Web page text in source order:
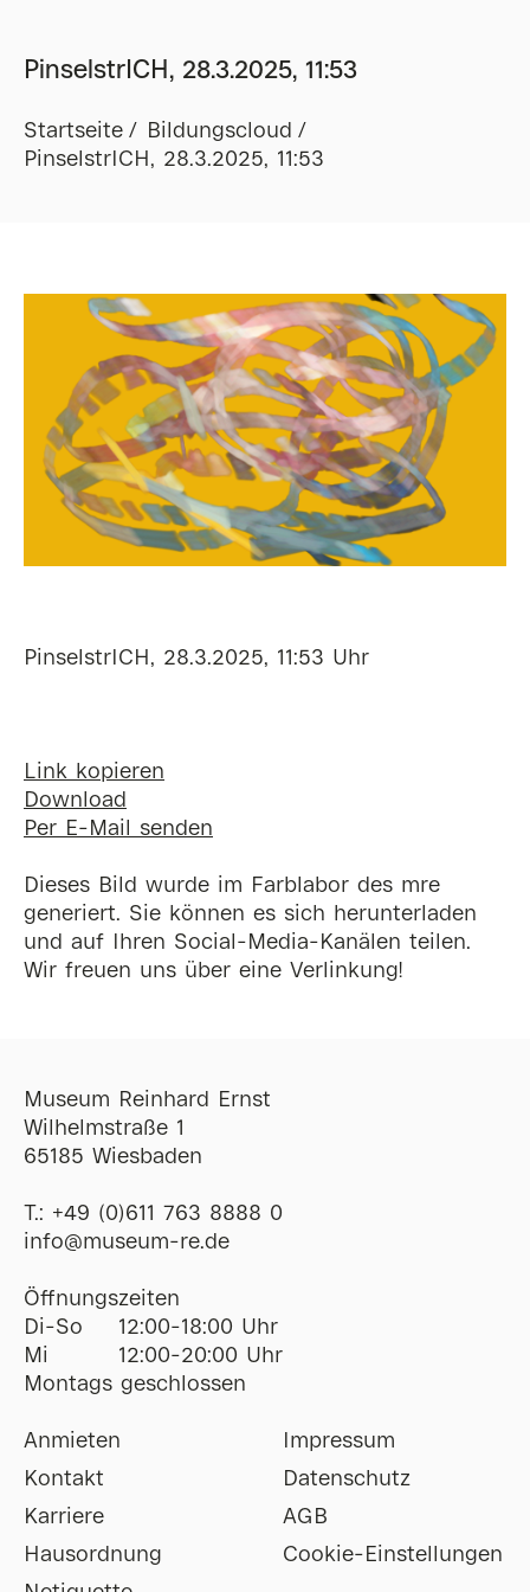
PinselstrICH, 28.3.2025, 11:53
Startseite
Bildungscloud
PinselstrICH, 28.3.2025, 11:53
PinselstrICH, 28.3.2025, 11:53 Uhr
Link kopieren
Download
Per E-Mail senden
Dieses Bild wurde im Farblabor des mre
generiert. Sie können es sich herunterladen
und auf Ihren Social-Media-Kanälen teilen.
Wir freuen uns über eine Verlinkung!
Museum Reinhard Ernst
Wilhelmstraße 1
65185 Wiesbaden
T.: +49 (0)611 763 8888 0
ofni@museum-re de
Öffnungszeiten
Di-So
12:00-18:00 Uhr
Mi
12:00-20:00 Uhr
Montags geschlossen
Anmieten
Kontakt
Karriere
Hausordnung
Impressum
Datenschutz
AGB
Cookie-Einstellungen